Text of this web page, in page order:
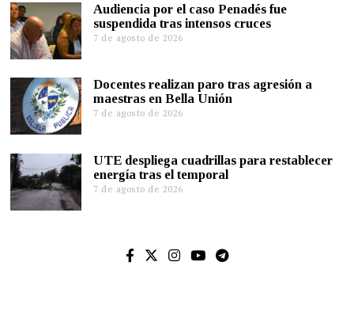
Audiencia por el caso Penadés fue
suspendida tras intensos cruces
7 de agosto de 2026
Docentes realizan paro tras agresión a
maestras en Bella Unión
7 de agosto de 2026
UTE despliega cuadrillas para restablecer
energía tras el temporal
7 de agosto de 2026